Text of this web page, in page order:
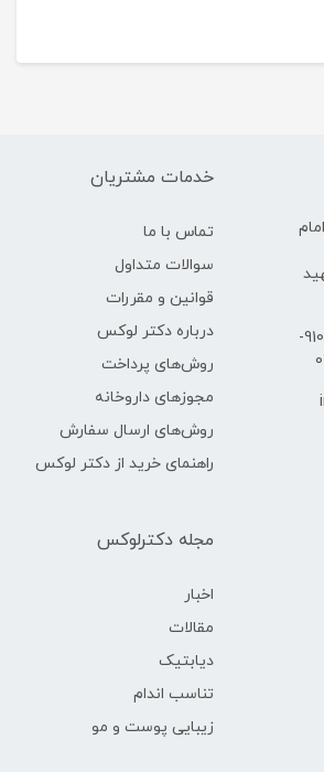
شماره تماس: 91003055-
خدمات مشتریان
تماس با ما
سوالات متداول
قوانین و مقررات
درباره دکتر لوکس
روش‌های پرداخت
مجوزهای داروخانه
روش‌های ارسال سفارش
راهنمای خرید از دکتر لوکس
مجله دکترلوکس
اخبار
مقالات
دیابتیک
تناسب اندام
زیبایی پوست و مو